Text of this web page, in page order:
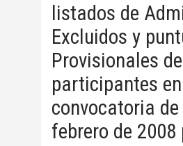
listados de
Excluidos y
Provisionales
participantes
convocatoria de
febrero de 2008